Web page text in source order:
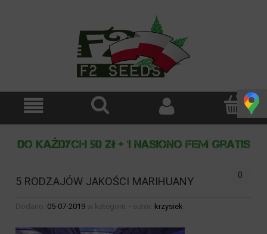
5 RODZAJÓW JAKOŚCI MARIHUANY 0
Dodano: 05-07-2019 w kategorii: - autor: krzysiek